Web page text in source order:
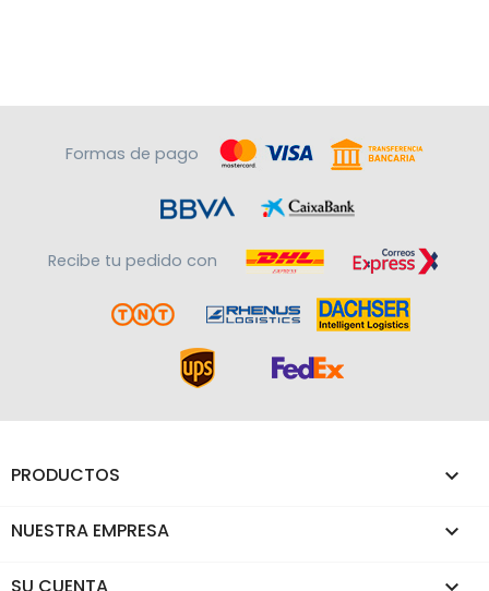
Formas de pago
Recibe tu pedido con
PRODUCTOS 
NUESTRA EMPRESA 
SU CUENTA